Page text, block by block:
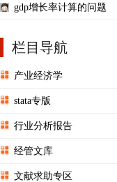
gdp增长率计算的问题
栏目导航
产业经济学
stata专版
行业分析报告
经管文库
文献求助专区